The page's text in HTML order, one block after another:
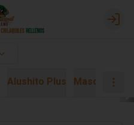
Alushito Plus Mascarita